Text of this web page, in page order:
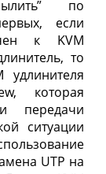
по
если
к KVM
то
которая
передачи
ситуации
UTP на